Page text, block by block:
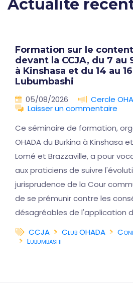
Actualité
Formation sur le
devant la CCJA, du 7 au
à Kinshasa et du 14 au
Lubumbashi
05/08/2026
Cercle
Laisser un commentaire
Ce séminaire de formation,
OHADA du Burkina à Kinshasa
Lomé et Brazzaville, a pour
aux praticiens de suivre
jurisprudence de la Cour
de se prémunir contre les
désagréables de l'application
CCJA
Club OHADA
Lubumbashi